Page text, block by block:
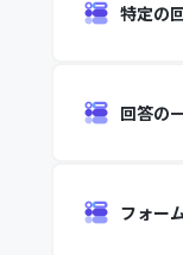
特定の
回答の
フォー